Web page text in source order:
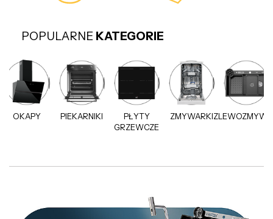
POPULARNE KATEGORIE
OKAPY PIEKARNIKI
PŁYTY
GRZEWCZE
ZMYWARKI